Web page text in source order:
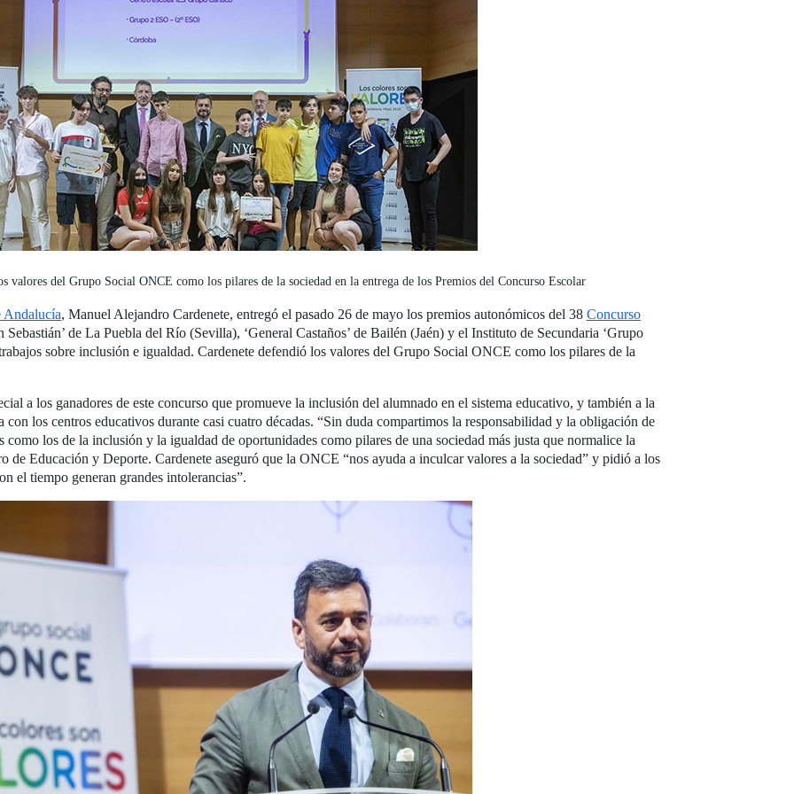
valores del Grupo Social ONCE como los pilares de la sociedad en la entrega de los Premios del Concurso Escolar
Andalucía, Manuel Alejandro Cardenete, entregó el pasado 26 de mayo los premios autonómicos del 38 Concurso
Sebastián’ de La Puebla del Río (Sevilla), ‘General Castaños’ de Bailén (Jaén) y el Instituto de Secundaria ‘Grupo
sobre inclusión e igualdad. Cardenete defendió los valores del Grupo Social ONCE como los pilares de la
a los ganadores de este concurso que promueve la inclusión del alumnado en el sistema educativo, y también a la
los centros educativos durante casi cuatro décadas. “Sin duda compartimos la responsabilidad y la obligación de
como los de la inclusión y la igualdad de oportunidades como pilares de una sociedad más justa que normalice la
de Educación y Deporte. Cardenete aseguró que la ONCE “nos ayuda a inculcar valores a la sociedad” y pidió a los
el tiempo generan grandes intolerancias”.